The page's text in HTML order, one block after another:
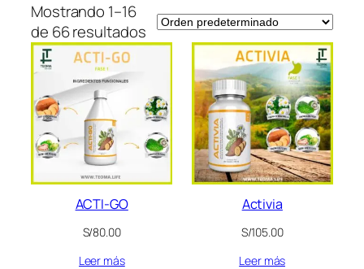
Mostrando 1–16
de 66 resultados
ACTI-GO
S/80.00
Leer más
Activia
S/105.00
Leer más